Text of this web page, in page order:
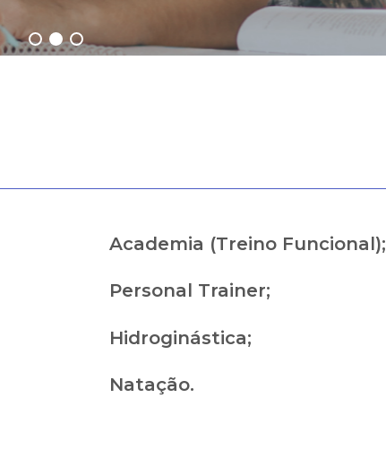
Academia (Treino Funcional);
Personal Trainer;
Hidroginástica;
Natação.